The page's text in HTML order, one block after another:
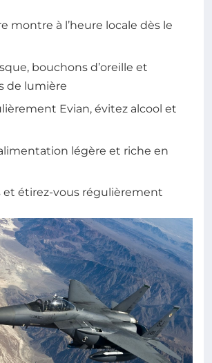
montre à l’heure locale dès le
bouchons d’oreille et
de lumière
Evian, évitez alcool et
légère et riche en
et étirez-vous régulièrement